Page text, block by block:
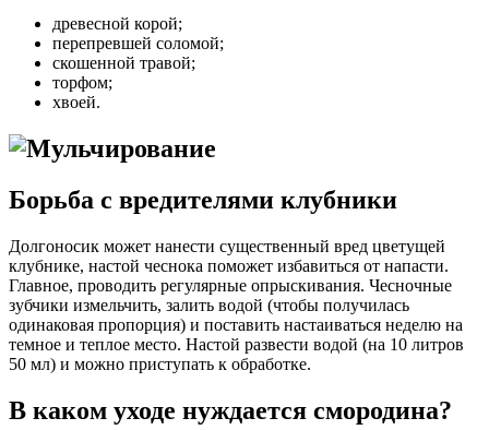
древесной корой;
перепревшей соломой;
скошенной травой;
торфом;
хвоей.
Борьба с вредителями клубники
Долгоносик может нанести существенный вред цветущей
клубнике, настой чеснока поможет избавиться от напасти.
Главное, проводить регулярные опрыскивания. Чесночные
зубчики измельчить, залить водой (чтобы получилась
одинаковая пропорция) и поставить настаиваться неделю на
темное и теплое место. Настой развести водой (на 10 литров
50 мл) и можно приступать к обработке.
В каком уходе нуждается смородина?